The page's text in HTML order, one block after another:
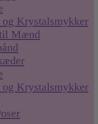
og Krystalsmykker
Mænd
og Krystalsmykker